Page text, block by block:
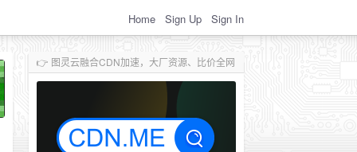
Home Sign Up Sign In
👉 图灵云融合CDN加速，大厂资源、比价全网